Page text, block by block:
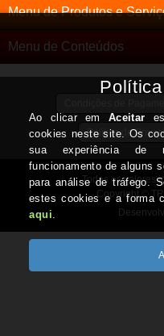
Menu de Produtos e
Menu de Conteúdos
Política de
Todos os valores
Copyright ©